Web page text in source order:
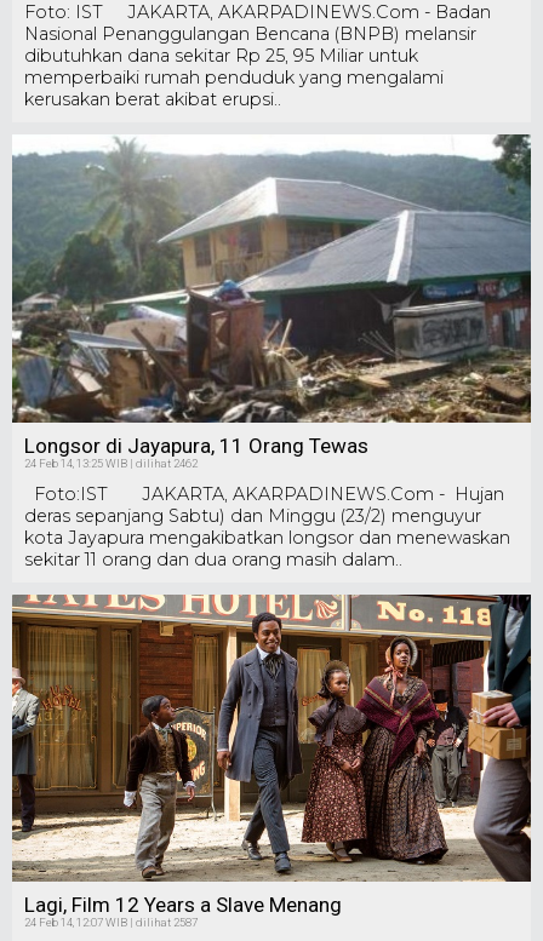
Foto: IST JAKARTA, AKARPADINEWS.Com - Badan
Nasional Penanggulangan Bencana (BNPB) melansir
dibutuhkan dana sekitar Rp 25, 95 Miliar untuk
memperbaiki rumah penduduk yang mengalami
kerusakan berat akibat erupsi..
Longsor di Jayapura, 11 Orang Tewas
24 Feb 14, 13:25 WIB | dilihat 2462
Foto:IST JAKARTA, AKARPADINEWS.Com - Hujan
deras sepanjang Sabtu) dan Minggu (23/2) menguyur
kota Jayapura mengakibatkan longsor dan menewaskan
sekitar 11 orang dan dua orang masih dalam..
Lagi, Film 12 Years a Slave Menang
24 Feb 14, 12:07 WIB | dilihat 2587